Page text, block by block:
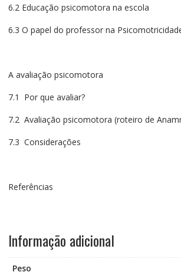
6.2 Educação psicomotora na escola
6.3 O papel do professor na
A avaliação psicomotora
7.1 Por que avaliar?
7.2 Avaliação psicomotora (roteiro de
7.3 Considerações
Referências
Informação adicional
Peso